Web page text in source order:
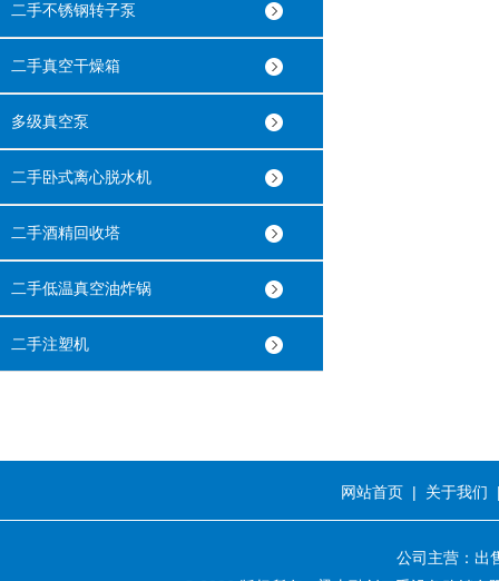
二手不锈钢转子泵
二手真空干燥箱
多级真空泵
二手卧式离心脱水机
二手酒精回收塔
二手低温真空油炸锅
二手注塑机
网站首页 | 关于我们
公司主营：出